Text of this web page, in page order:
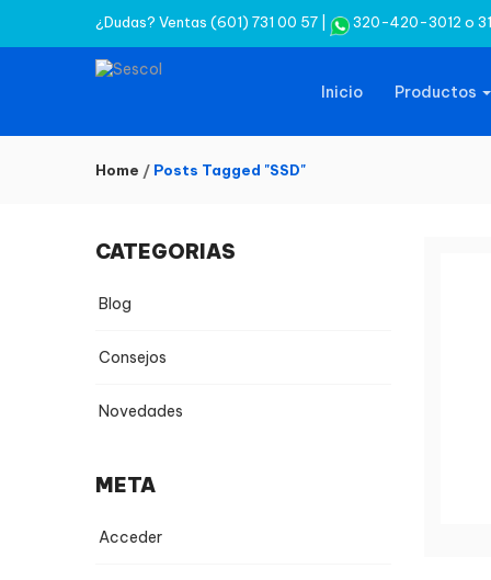
¿Dudas? Ventas (601) 731 00 57 320-420-3012 o
Inicio Productos
Home / Posts Tagged "SSD"
CATEGORIAS
Blog
Consejos
Novedades
META
Acceder